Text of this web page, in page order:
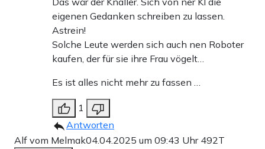
eigenen Gedanken schreiben zu lassen.
Astrein!
Solche Leute werden sich auch nen Roboter
kaufen, der für sie ihre Frau vögelt…
Es ist alles nicht mehr zu fassen …
1
Antworten
Alf vom Melmak04.04.2025 um 09:43 Uhr 492T